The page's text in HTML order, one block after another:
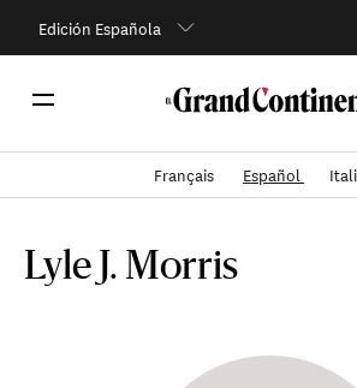
Edición Española
Français Español
Lyle J. Morris